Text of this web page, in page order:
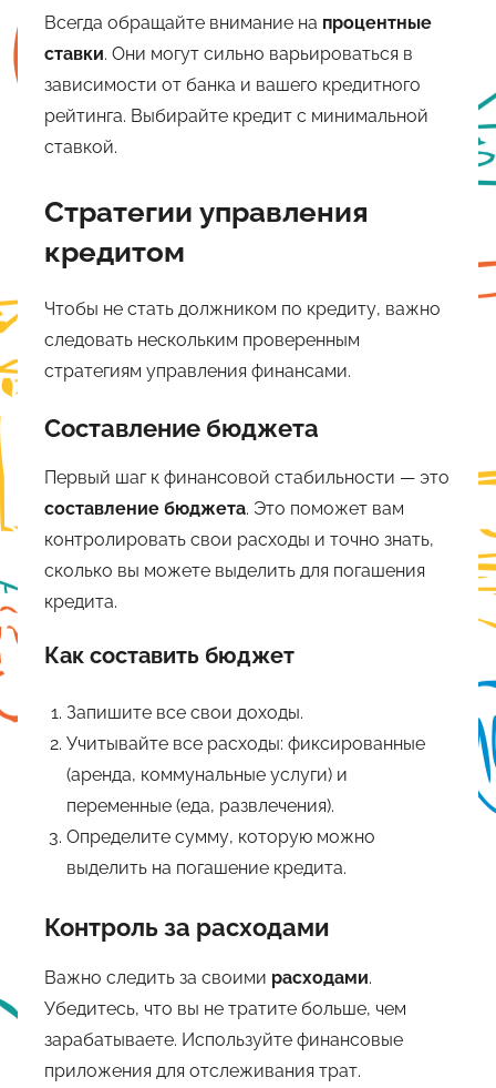
Всегда обращайте внимание на процентные
ставки. Они могут сильно варьироваться в
зависимости от банка и вашего кредитного
рейтинга. Выбирайте кредит с минимальной
ставкой.
Стратегии управления
кредитом
Чтобы не стать должником по кредиту, важно
следовать нескольким проверенным
стратегиям управления финансами.
Составление бюджета
Первый шаг к финансовой стабильности — это
составление бюджета. Это поможет вам
контролировать свои расходы и точно знать,
сколько вы можете выделить для погашения
кредита.
Как составить бюджет
Запишите все свои доходы.
Учитывайте все расходы: фиксированные
(аренда, коммунальные услуги) и
переменные (еда, развлечения).
Определите сумму, которую можно
выделить на погашение кредита.
Контроль за расходами
Важно следить за своими расходами.
Убедитесь, что вы не тратите больше, чем
зарабатываете. Используйте финансовые
приложения для отслеживания трат.